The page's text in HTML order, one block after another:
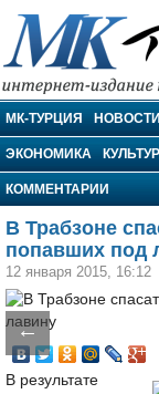
МК-Турция
МК-ТУРЦИЯ НОВОСТИ
ЭКОНОМИКА
КОММЕНТАРИИ
В Трабзоне
попавших под
12 января 2015, 16:12
←
В результате